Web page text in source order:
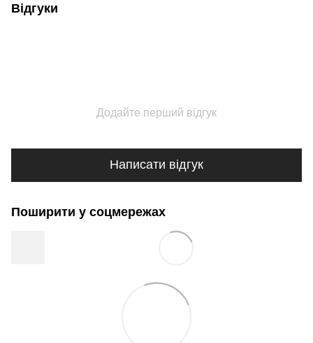
Відгуки
Додайте перший відгук
Написати відгук
Поширити у соцмережах